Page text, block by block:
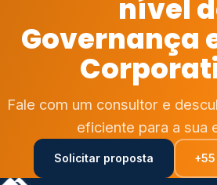
nível
Governança
Fale com um consultor e
eficiente para a sua
Solicitar proposta +55